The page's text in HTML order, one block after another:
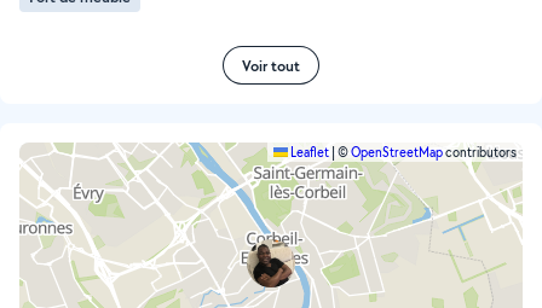
Voir tout
Leaflet ©OpenStreetMapcontributors